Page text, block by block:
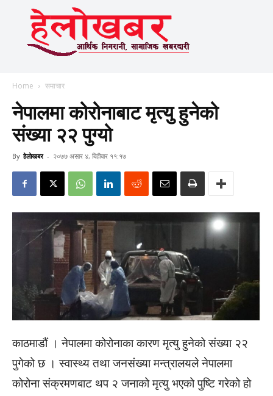
Home समाचार
नेपालमा कोरोनाबाट मृत्यु हुनेको
संख्या २२ पुग्यो
By हेलाेखबर - २०७७ असार ४, बिहीबार ११:१७
काठमाडौं । नेपालमा कोरोनाका कारण मृत्यु हुनेको संख्या २२
पुगेको छ । स्वास्थ्य तथा जनसंख्या मन्त्रालयले नेपालमा
कोरोना संक्रमणबाट थप २ जनाको मृत्यु भएको पुष्टि गरेको हो